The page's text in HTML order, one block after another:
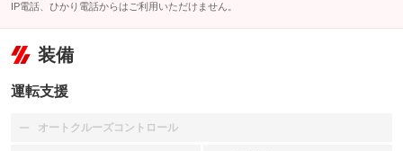
IP電話、ひかり電話からはご利用いただけません。
装備
運転支援
オートクルーズコントロール
：装備なし